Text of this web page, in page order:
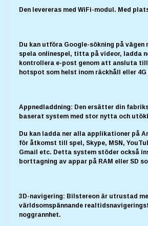
Den levereras med WiFi-modul. Med
Du kan utföra Google-sökning på vägen
spela onlinespel, titta på videor, ladda
kontrollera e-post genom att ansluta till
hotspot som helst inom räckhåll eller
Appnedladdning: Den ersätter din
baserat system med stor nytta och
Du kan ladda ner alla applikationer på
för åtkomst till spel, Skype, MSN,
Gmail etc. Detta system stöder också
borttagning av appar på RAM eller SD
3D-navigering: Bilstereon är utrustad
världsomspännande
noggrannhet.